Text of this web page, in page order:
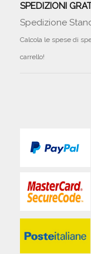
SPEDIZIONI
Spedizione
Calcola le spese di
carrello!